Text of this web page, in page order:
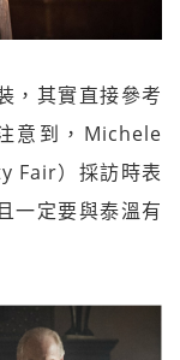
，其實直接參考
意到，Michele
Fair）採訪時表
一定要與泰溫有